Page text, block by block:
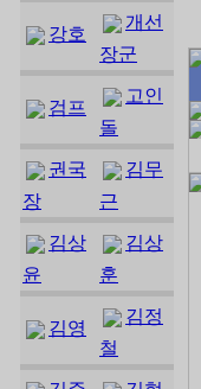
강호
개선
장군
검프
고인
돌
권국
장
김무
근
김상
윤
김상
훈
김영
김정
철